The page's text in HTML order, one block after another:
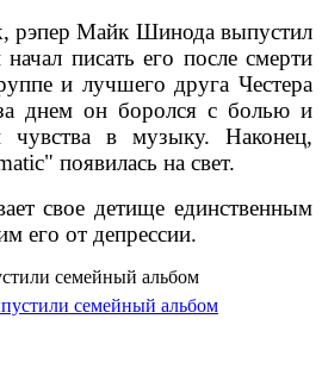
рэпер Майк Шинода выпустил
писать его после смерти
и лучшего друга Честера
днем он боролся с болью и
чувства в музыку. Наконец,
появилась на свет.
свое детище единственным
его от депрессии.
семейный альбом